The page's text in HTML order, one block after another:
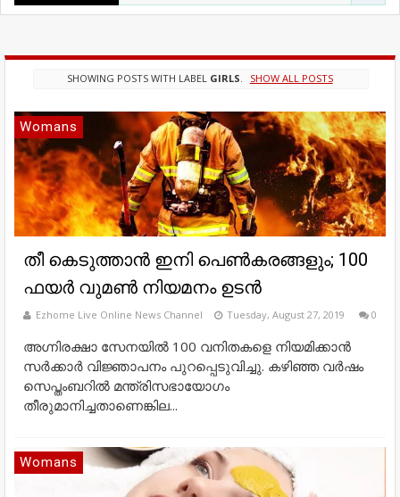
SHOWING POSTS WITH LABEL GIRLS SHOW ALL POSTS
Womans
തീ കെടുത്താൻ ഇനി പെൺകരങ്ങളും; 100
ഫയർ വുമൺ നിയമനം ഉടൻ
Ezhome Live Online News Channel Tuesday, August 27, 2019 0
അഗ്നിരക്ഷാ സേനയിൽ 100 വനിതകളെ നിയമിക്കാൻ
സർക്കാർ വി‌ജ്ഞാപനം പുറപ്പെടുവിച്ചു. കഴിഞ്ഞ വർഷം
സെപ്തംബറിൽ മന്ത്രിസഭായോഗം
തീരുമാനിച്ചതാണെങ്കില...
Womans